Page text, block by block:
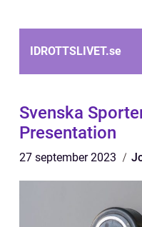
IDROTTSLIVET.se
Svenska
Presentation
27 september 2023